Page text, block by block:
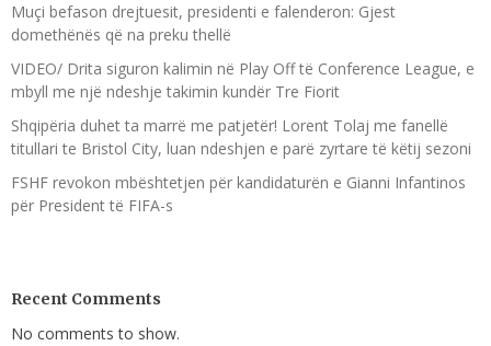
Muçi befason drejtuesit, presidenti e falenderon: Gjest
domethënës që na preku thellë
VIDEO/ Drita siguron kalimin në Play Off të Conference League, e
mbyll me një ndeshje takimin kundër Tre Fiorit
Shqipëria duhet ta marrë me patjetër! Lorent Tolaj me fanellë
titullari te Bristol City, luan ndeshjen e parë zyrtare të këtij sezoni
FSHF revokon mbështetjen për kandidaturën e Gianni Infantinos
për President të FIFA-s
Recent Comments
No comments to show.